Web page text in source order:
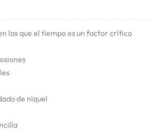
las que el tiempo es un factor crítico
de níquel